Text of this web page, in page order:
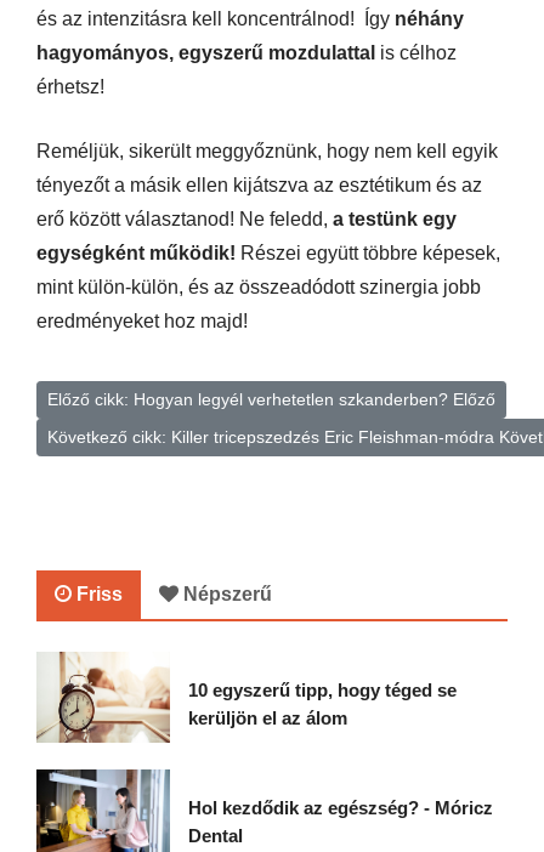
és az intenzitásra kell koncentrálnod! Így néhány
hagyományos, egyszerű mozdulattal is célhoz
érhetsz!
Reméljük, sikerült meggyőznünk, hogy nem kell egyik
tényezőt a másik ellen kijátszva az esztétikum és az
erő között választanod! Ne feledd, a testünk egy
egységként működik! Részei együtt többre képesek,
mint külön-külön, és az összeadódott szinergia jobb
eredményeket hoz majd!
Előző cikk: Hogyan legyél verhetetlen szkanderben? Előző
Következő cikk: Killer tricepszedzés Eric Fleishman-módra
Friss Népszerű
10 egyszerű tipp, hogy téged se
kerüljön el az álom
Hol kezdődik az egészség? - Móricz
Dental